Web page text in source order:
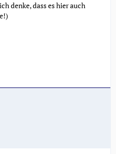
denke, dass es hier auch